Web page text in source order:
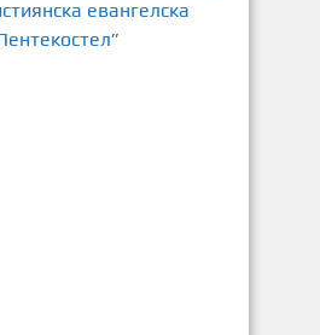
евангелска